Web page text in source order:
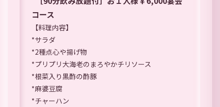
コース
【料理内容】
*サラダ
*2種点心や揚げ物
*プリプリ大海老のまろやかチリソース
*根菜入り黒酢の酢豚
*麻婆豆腐
*チャーハン